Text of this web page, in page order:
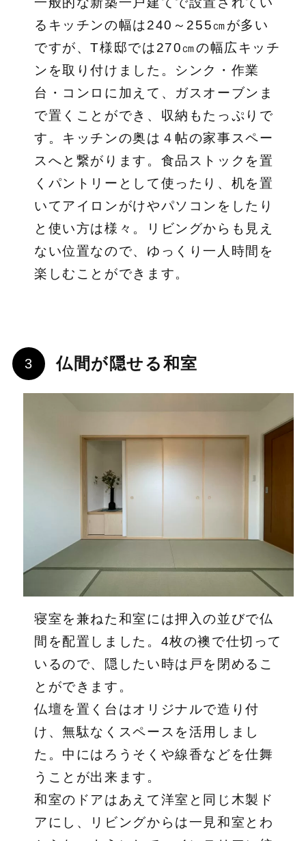
るキッチンの幅は240～255㎝が多い
ですが、T様邸では270㎝の幅広キッチ
ンを取り付けました。シンク・作業
台・コンロに加えて、ガスオーブンま
で置くことができ、収納もたっぷりで
す。キッチンの奥は４帖の家事スペー
スへと繋がります。食品ストックを置
くパントリーとして使ったり、机を置
いてアイロンがけやパソコンをしたり
と使い方は様々。リビングからも見え
ない位置なので、ゆっくり一人時間を
楽しむことができます。
仏間が隠せる和室
寝室を兼ねた和室には押入の並びで仏
間を配置しました。4枚の襖で仕切って
いるので、隠したい時は戸を閉めるこ
とができます。
仏壇を置く台はオリジナルで造り付
け、無駄なくスペースを活用しまし
た。中にはろうそくや線香などを仕舞
うことが出来ます。
和室のドアはあえて洋室と同じ木製ド
アにし、リビングからは一見和室とわ